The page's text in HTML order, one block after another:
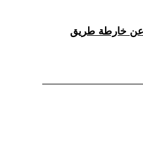
عن خارطة طريق